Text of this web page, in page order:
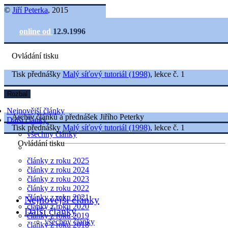
© Jiří Peterka, 2015
online od 12.9.1996
Ovládání tisku
Nejnovější články
Další články
všechny články
články z roku 2025
články z roku 2024
články z roku 2023
články z roku 2022
články z roku 2021
články z roku 2020
články z roku 2019
články z roku 2018
Tisk přednášky Malý síťový tutoriál (1998), lekce č. 1
Rozbal
Archiv článků a přednášek Jiřího Peterky
Tisk přednášky Malý síťový tutoriál (1998), lekce č. 1
Ovládání tisku
Nejnovější články
Další články
všechny články